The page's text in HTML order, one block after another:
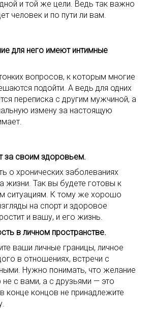
и той же цели. Ведь так важно
человек и по пути ли вам.
для него имеют интимные
вопросов, к которым многие
подойти. А ведь для одних
переписка с другим мужчиной, а
измену за настоящую
за своим здоровьем.
о хронических заболеваниях
жизни. Так вы будете готовы к
ситуациям. К тому же хорошо
на спорт и здоровое
и вашу, и его жизнь.
в личном пространстве.
ваши личные границы, личное
в отношениях, встречи с
Нужно понимать, что желание
не с вами, а с друзьями — это
конце концов не принадлежите